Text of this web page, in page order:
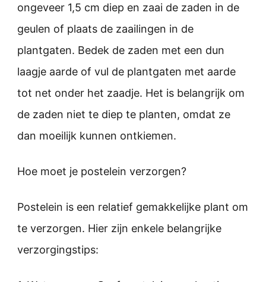
ongeveer 1,5 cm diep en zaai de zaden in de
geulen of plaats de zaailingen in de
plantgaten. Bedek de zaden met een dun
laagje aarde of vul de plantgaten met aarde
tot net onder het zaadje. Het is belangrijk om
de zaden niet te diep te planten, omdat ze
dan moeilijk kunnen ontkiemen.
Hoe moet je postelein verzorgen?
Postelein is een relatief gemakkelijke plant om
te verzorgen. Hier zijn enkele belangrijke
verzorgingstips: